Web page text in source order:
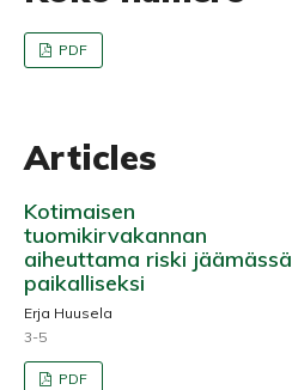
PDF
Articles
Kotimaisen
tuomikirvakannan
aiheuttama riski jäämässä
paikalliseksi
Erja Huusela
3-5
PDF